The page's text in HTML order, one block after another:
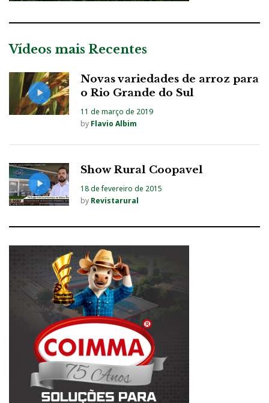
Vídeos mais Recentes
Novas variedades de arroz para
o Rio Grande do Sul
11 de março de 2019
by Flavio Albim
Show Rural Coopavel
18 de fevereiro de 2015
by Revistarural